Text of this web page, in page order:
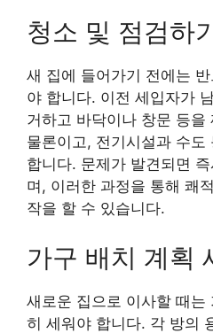
청소 및 점검하
새 집에 들어가기 전에는
야 합니다. 이전 세입자가
거하고 바닥이나 창문 등을
물론이고, 전기시설과 수도
합니다. 문제가 발견되면
며, 이러한 과정을 통해 쾌
작을 할 수 있습니다.
가구 배치 계획
새로운 집으로 이사할 때는
히 세워야 합니다. 각 방의